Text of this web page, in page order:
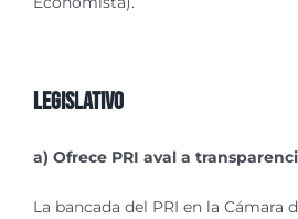
Legislativo
a) Ofrece PRI aval a
La bancada del PRI en la Cámara